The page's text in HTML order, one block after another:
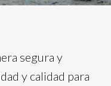
segura y
y calidad para